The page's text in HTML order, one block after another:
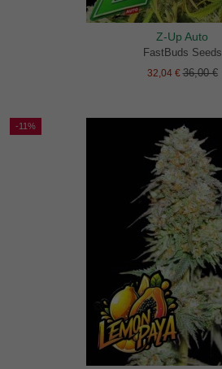
Z-Up Auto
FastBuds Seeds
32,04 €36,00 €
-11%